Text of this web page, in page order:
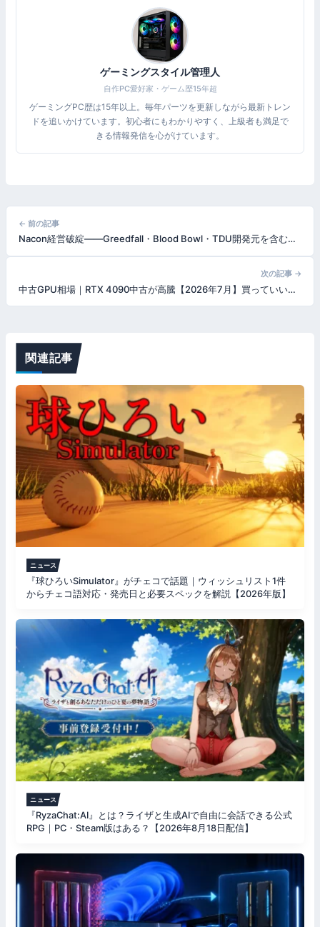
ゲーミングスタイル管理人
自作PC愛好家・ゲーム歴15年超
ゲーミングPC歴は15年以上。毎年パーツを更新しながら最新トレン
ドを追いかけています。初心者にもわかりやすく、上級者も満足で
きる情報発信を心がけています。
投
稿
ビ
シ
ョ
ン
← 前の記事
Nacon経営破綻——Greedfall・Blood Bowl・TDU開発元を含む4スタジオが倒産手続き。労組は「戦略的無策」と非難
次の記事 →
中古GPU相場｜RTX 4090中古が高騰【2026年7月】買っていい型番と避けるべき型番
関連記事
ニュース
『球ひろいSimulator』がチェコで話題｜ウィッシュリスト1件
からチェコ語対応・発売日と必要スペックを解説【2026年版】
ニュース
『RyzaChat:AI』とは？ライザと生成AIで自由に会話できる公式
RPG｜PC・Steam版はある？【2026年8月18日配信】